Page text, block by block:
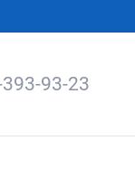
93-23